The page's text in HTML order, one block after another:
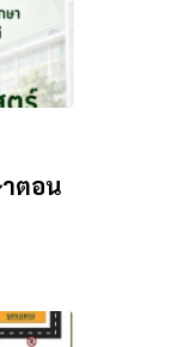
ตอน